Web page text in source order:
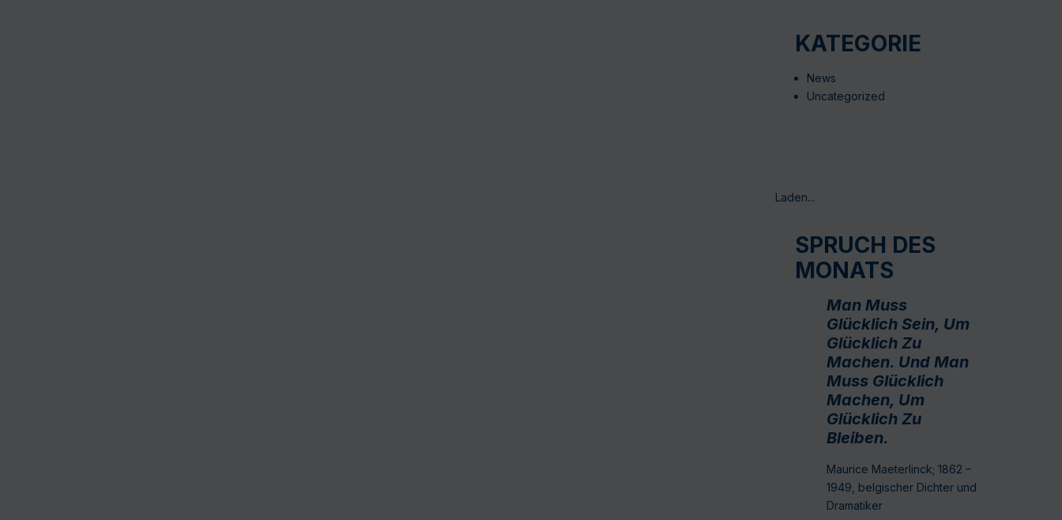
KATEGORIE
News
Uncategorized
Laden...
SPRUCH DES
MONATS
Man Muss
Glücklich Sein, Um
Glücklich Zu
Machen. Und Man
Muss Glücklich
Machen, Um
Glücklich Zu
Bleiben.
Maurice Maeterlinck; 1862 –
1949, belgischer Dichter und
Dramatiker